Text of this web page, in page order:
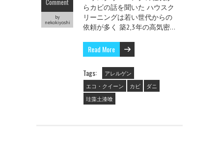
by
nekokiyoshi
らカビの話を聞いた ハウスク
リーニングは若い世代からの
依頼が多く 築2,3年の高気密…
Read More
Tags:
アレルゲン
エコ・クイーン
カビ
ダニ
珪藻土漆喰